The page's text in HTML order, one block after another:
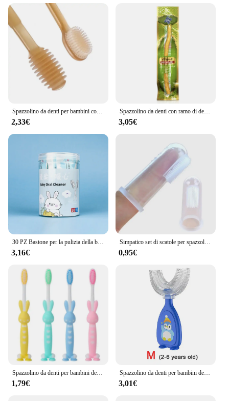
2,33€
Spazzolino da denti con ramo di denti, metodo antico di pulizia dei denti, spazzolino da denti originale autentico con piante arabe.
3,05€
3,16€
Simpatico set di scatole per spazzolini da denti per bambini Denti per bambini Massaggio trasparente Morbido silicone per bambini Spazzola per pulizia in gomma Massaggiatore Cura dei denti
0,95€
1,79€
Spazzolino da denti per bambini denti per bambini spazzola per la pulizia dell'igiene orale spazzolino da denti per massaggiagengive in silicone morbido nuovi prodotti per bambini 2-12 anni
3,01€